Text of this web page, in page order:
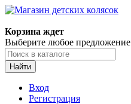
Корзина ждет
Выберите любое предложение
Найти
Вход
Регистрация